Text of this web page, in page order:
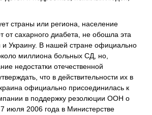
страны или региона, население
от сахарного диабета, не обошла эта
и Украину. В нашей стране официально
миллиона больных СД, но,
недостатки отечественной
что в действительности их в
официально присоединилась к
в поддержку резолюции ООН о
июля 2006 года в Министерстве